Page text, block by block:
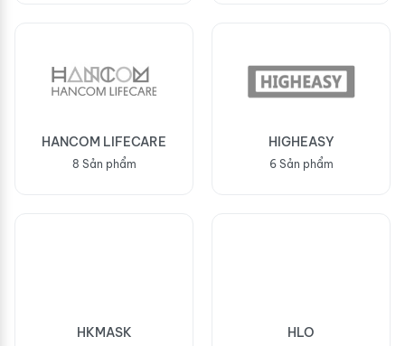
HANCOM LIFECARE
8 Sản phẩm
HIGHEASY
6 Sản phẩm
HKMASK HLO